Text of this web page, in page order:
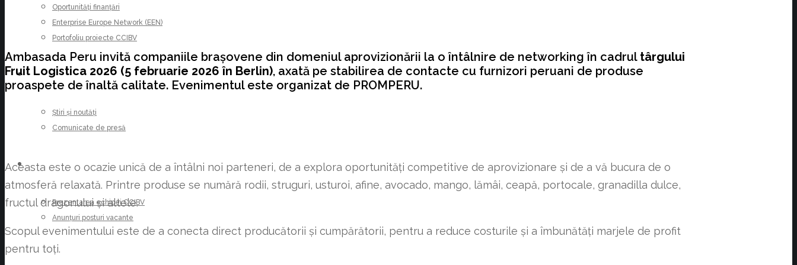
Oportunități finanțări
Enterprise Europe Network (EEN)
Portofoliu proiecte CCIBV
ȘTIRI
Știri și noutăți
Comunicate de presă
CARIERE
Prezentarea echipei CCIBV
Anunțuri posturi vacante
Ambasada Peru invită companiile brașovene din domeniul aprovizionării la o întâlnire de networking în cadrul târgului
Fruit Logistica 2026 (5 februarie 2026în Berlin), axată pe stabilirea de contacte cu furnizori peruani de produse
proaspete de înaltă calitate. Evenimentul este organizat de PROMPERU.
Aceasta este o ocazie unică de a întâlni noi parteneri, de a explora oportunități competitive de aprovizionare și de a vă bucura de o
atmosferă relaxată. Printre produse se numără rodii, struguri, usturoi, afine, avocado, mango, lămâi, ceapă, portocale, granadilla dulce,
fructul dragonului și altele.
Scopul evenimentului este de a conecta direct producătorii și cumpărătorii, pentru a reduce costurile și a îmbunătăți marjele de profit
pentru toți.